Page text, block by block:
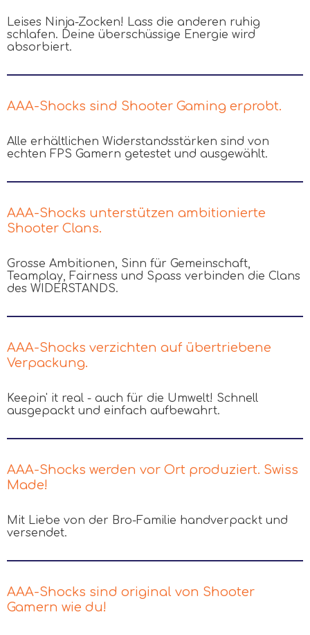
Leises Ninja-Zocken! Lass die anderen ruhig
schlafen. Deine überschüssige Energie wird
absorbiert.
AAA-Shocks sind Shooter Gaming erprobt.
Alle erhältlichen Widerstandsstärken sind von
echten FPS Gamern getestet und ausgewählt.
AAA-Shocks unterstützen ambitionierte
Shooter Clans.
Grosse Ambitionen, Sinn für Gemeinschaft,
Teamplay, Fairness und Spass verbinden die Clans
des WIDERSTANDS.
AAA-Shocks verzichten auf übertriebene
Verpackung.
Keepin' it real - auch für die Umwelt! Schnell
ausgepackt und einfach aufbewahrt.
AAA-Shocks werden vor Ort produziert. Swiss
Made!
Mit Liebe von der Bro-Familie handverpackt und
versendet.
AAA-Shocks sind original von Shooter
Gamern wie du!